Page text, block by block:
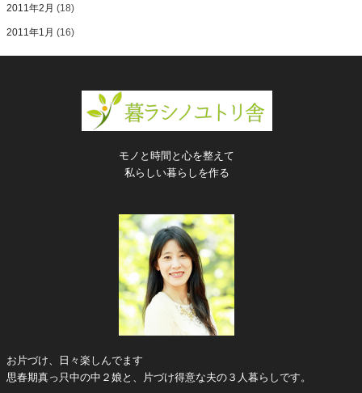
2011年2月 (18)
2011年1月 (16)
モノと時間と心を整えて
私らしい暮らしを作る
お片づけ、日々楽しんでます
思春期真っ只中の中２娘と、片づけ得意な夫の３人暮らしです。